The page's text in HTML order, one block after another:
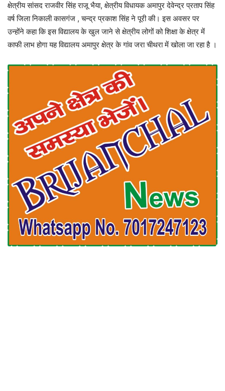
क्षेत्रीय सांसद राजवीर सिंह राजू भैया, क्षेत्रीय विधायक अमापुर देवेन्द्र प्रताप सिंह
वर्ष जिला निकाली कासगंज , चन्द्र प्रकाश सिंह ने पूरी की। इस अवसर पर
उन्होंने कहा कि इस विद्यालय के खुल जाने से क्षेत्रीय लोगों को शिक्षा के क्षेत्र में
काफी लाभ होगा यह विद्यालय अमापुर क्षेत्र के गांव जरा चीथरा में खोला जा रहा है ।